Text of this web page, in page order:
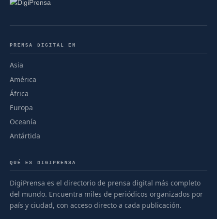
PRENSA DIGITAL EN
Asia
América
África
Europa
Oceanía
Antártida
QUÉ ES DIGIPRENSA
DigiPrensa es el directorio de prensa digital más completo
del mundo. Encuentra miles de periódicos organizados por
país y ciudad, con acceso directo a cada publicación.